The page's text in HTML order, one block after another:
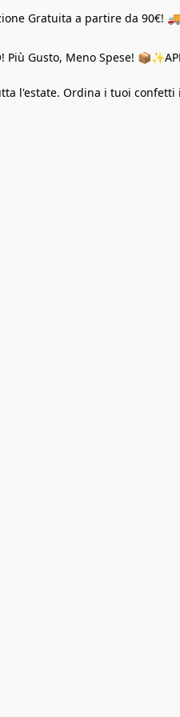
Gratuita a partire da 90€!
Più Gusto, Meno Spese! 📦✨
l'estate. Ordina i tuoi